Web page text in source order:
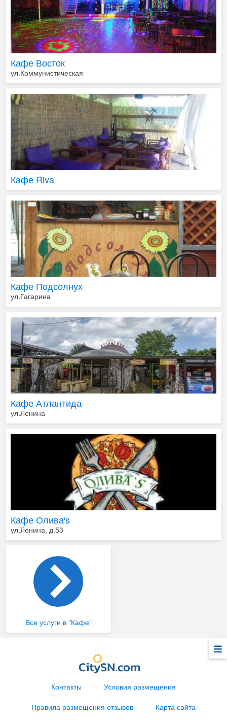
Кафе Восток
ул.Коммунистическая
Кафе Riva
Кафе Подсолнух
ул.Гагарина
Кафе Атлантида
ул.Ленина
Кафе Олива′s
ул.Ленина, д.53
Все услуги в "Кафе"
Контакты
Условия размещения
Правила размещения отзывов
Карта сайта